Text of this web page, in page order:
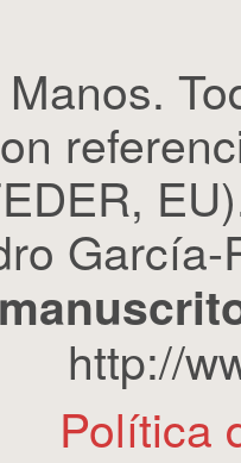
http://
Política